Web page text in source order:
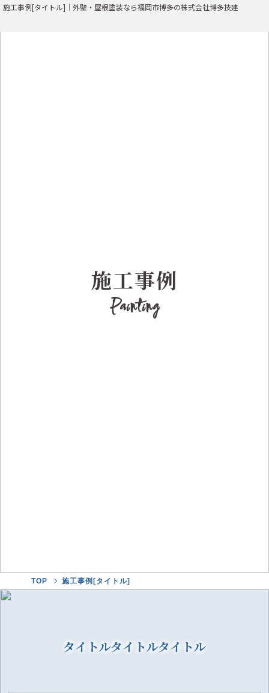
施工事例[タイトル]｜外壁・屋根塗装なら福岡市博多の株式会社博多技建
施工事例
Painting
TOP 施工事例[タイトル]
タイトルタイトルタイトル